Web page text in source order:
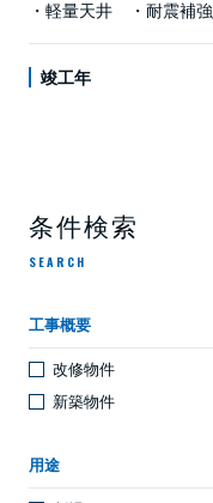
・軽量天井 ・耐震補強
竣工年
条件検索
SEARCH
工事概要
改修物件
新築物件
用途